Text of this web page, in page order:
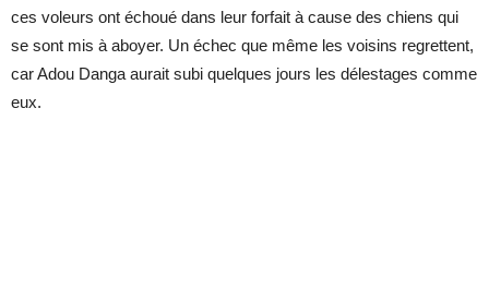
ces voleurs ont échoué dans leur forfait à cause des chiens qui
se sont mis à aboyer. Un échec que même les voisins regrettent,
car Adou Danga aurait subi quelques jours les délestages comme
eux.